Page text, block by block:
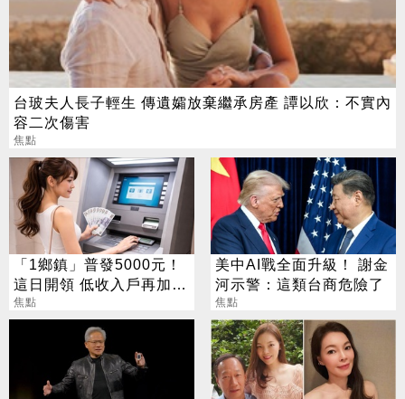
台玻夫人長子輕生 傳遺孀放棄繼承房產 譚以欣：不實內
容二次傷害
焦點
「1鄉鎮」普發5000元！
這日開領 低收入戶再加碼
2000元
焦點
美中AI戰全面升級！ 謝金
河示警：這類台商危險了
焦點